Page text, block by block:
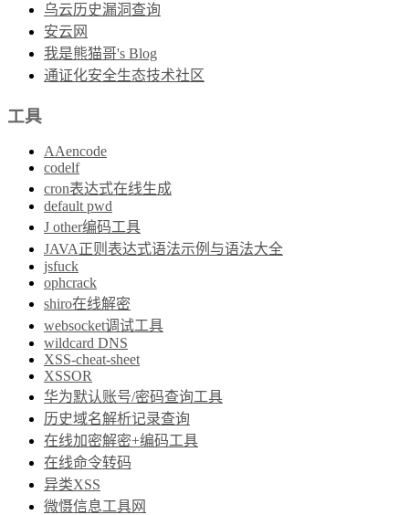
乌云历史漏洞查询
安云网
我是熊猫哥's Blog
通证化安全生态技术社区
工具
AAencode
codelf
cron表达式在线生成
default pwd
J other编码工具
JAVA正则表达式语法示例与语法大全
jsfuck
ophcrack
shiro在线解密
websocket调试工具
wildcard DNS
XSS-cheat-sheet
XSSOR
华为默认账号/密码查询工具
历史域名解析记录查询
在线加密解密+编码工具
在线命令转码
异类XSS
微慑信息工具网